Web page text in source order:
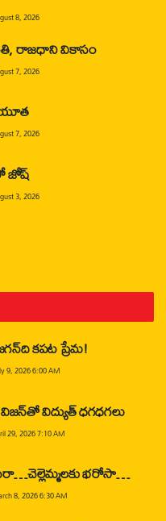
8, 2026
రాజధాని వికాసం
7, 2026
7, 2026
జోష్
3, 2026
కపట ప్రేమ!
9, 2026 6:00 AM
విద్యుత్ ధగధగలు
29, 2026 7:10 AM
భరోసా…
8, 2026 6:30 AM